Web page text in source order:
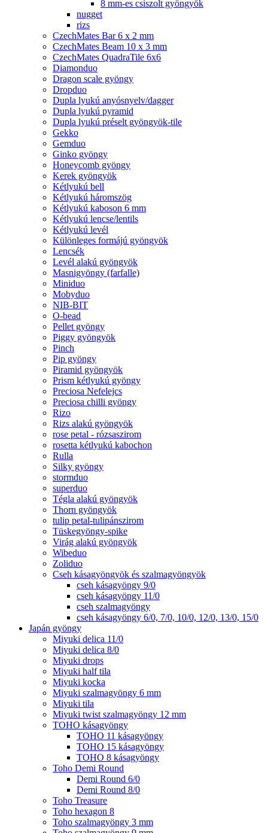
8 mm-es csiszolt gyöngyök
nugget
rizs
CzechMates Bar 6 x 2 mm
CzechMates Beam 10 x 3 mm
CzechMates QuadraTile 6x6
Diamonduo
Dragon scale gyöngy
Dropduo
Dupla lyukú anyósnyelv/dagger
Dupla lyukú pyramid
Dupla lyukú préselt gyöngyök-tile
Gekko
Gemduo
Ginko gyöngy
Honeycomb gyöngy
Kerek gyöngyök
Kétlyukú bell
Kétlyukú háromszög
Kétlyukú kaboson 6 mm
Kétlyukú lencse/lentils
Kétlyukú levél
Különleges formájú gyöngyök
Lencsék
Levél alakú gyöngyök
Masnigyöngy (farfalle)
Miniduo
Mobyduo
NIB-BIT
O-bead
Pellet gyöngy
Piggy gyöngyök
Pinch
Pip gyöngy
Piramid gyöngyök
Prism kétlyukú gyöngy
Preciosa Nefelejcs
Preciosa chilli gyöngy
Rizo
Rizs alakú gyöngyök
rose petal - rózsaszirom
rosetta kétlyukú kabochon
Rulla
Silky gyöngy
stormduo
superduo
Tégla alakú gyöngyök
Thorn gyöngyök
tulip petal-tulipánszirom
Tüskegyöngy-spike
Virág alakú gyöngyök
Wibeduo
Zoliduo
Cseh kásagyöngyök és szalmagyöngyök
cseh kásagyöngy 9/0
cseh kásagyöngy 11/0
cseh szalmagyöngy
cseh kásagyöngy 6/0, 7/0, 10/0, 12/0, 13/0, 15/0
Japán gyöngy
Miyuki delica 11/0
Miyuki delica 8/0
Miyuki drops
Miyuki half tila
Miyuki kocka
Miyuki szalmagyöngy 6 mm
Miyuki tila
Miyuki twist szalmagyöngy 12 mm
TOHO kásagyöngy
TOHO 11 kásagyöngy
TOHO 15 kásagyöngy
TOHO 8 kásagyöngy
Toho Demi Round
Demi Round 6/0
Demi Round 8/0
Toho Treasure
Toho hexagon 8
Toho szalmagyöngy 3 mm